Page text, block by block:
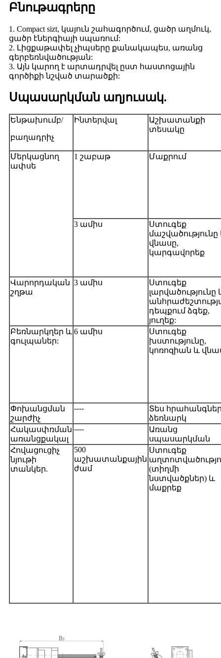
Բնութագրերը
1. Compact sizt, կայուն շահագործում, ցածր աղմուկ,
ցածր էներգիայի սպառում:
2. Լիցքաթափել չիպսերը քանակապես, առանց
գերբեռնվածության:
3. Այն կարող է արտադրվել ըստ հաստոցային
գործիքի նշված տարածքի:
Սպասարկման աղյուսակ.
Ենթախումբ/
բաղադրիչ
Ինտերվալ
Աշխատանքի
տեսակը
Մերկացնող
ափսե
1 շաբաթ Մաքրում
3 ամիս
Ստուգեք
մաշվածությունը
վնասը,
կարգավորեք
Վարորդական
շղթա
3 ամիս
Ստուգեք
լարվածությունը
դեպքում ձգեք,
յուղեք:
Բեռնարկղեր և
գուլպաներ:
6 ամիս
Ստուգեք
խստությունը,
կոռոզիան և
Փոխանցման
շարժիչ
----
Տես
ձեռնարկ
Հակասփռման
առանցքակալ
----
Առանց
սպասարկման
Հովացուցիչ
նյութի
տանկեր.
500
աշխատանքային
ժամ
Ստուգեք
(տիղմի
նստվածքներ) և
մաքրեք